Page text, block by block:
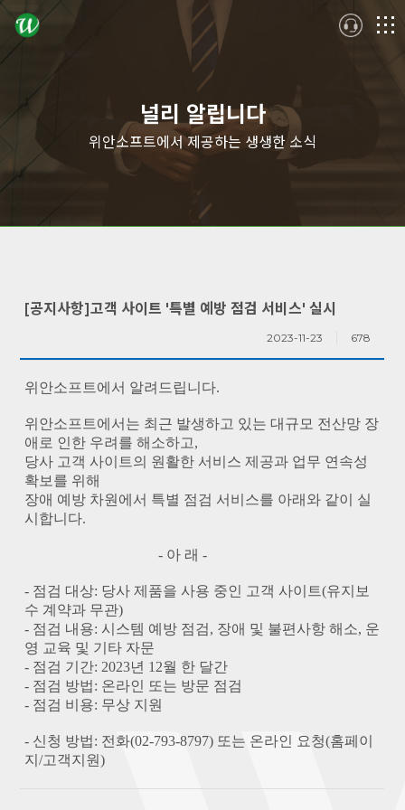
logo
널리 알립니다
위안소프트에서 제공하는 생생한 소식
[공지사항]고객 사이트 '특별 예방 점검 서비스' 실시
2023-11-23 678
위안소프트에서 알려드립니다.
위안소프트에서는 최근 발생하고 있는 대규모 전산망 장
애로 인한 우려를 해소하고,
당사 고객 사이트의 원활한 서비스 제공과 업무 연속성
확보를 위해
장애 예방 차원에서 특별 점검 서비스를 아래와 같이 실
시합니다.
- 아 래 -
- 점검 대상: 당사 제품을 사용 중인 고객 사이트(유지보
수 계약과 무관)
- 점검 내용: 시스템 예방 점검, 장애 및 불편사항 해소, 운
영 교육 및 기타 자문
- 점검 기간: 2023년 12월 한 달간
- 점검 방법: 온라인 또는 방문 점검
- 점검 비용: 무상 지원
- 신청 방법: 전화(02-793-8797) 또는 온라인 요청(홈페이
지/고객지원)